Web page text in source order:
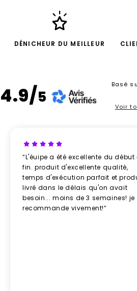
DÉNICHEUR DU MEILLEUR
4.9/5
Basé
Voir
“L'éuipe a été excellente du début
fin. produit d'excellente qualité,
temps d'exécution parfait et
livré dans le délais qu'on avait
besoin... moins de 3 semaines! je
recommande vivement!”